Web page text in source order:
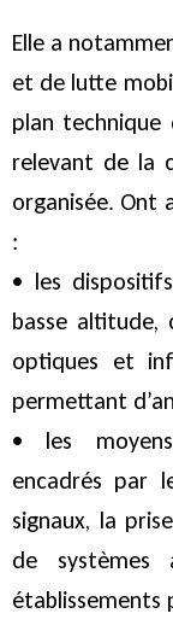
Elle a
et de lutte
plan technique
relevant de la
organisée. Ont
:
• les
basse altitude,
optiques et
permettant
• les
encadrés par
signaux, la
de systèmes
établissements